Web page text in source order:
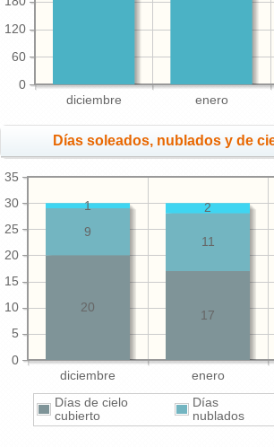
diciembre enero
0
60
120
Días soleados, nublados y de
diciembre enero
0
5
10
15
20
25
30
35
17
20
11
9
2
1
Días de cielo
cubierto
Días
nublados